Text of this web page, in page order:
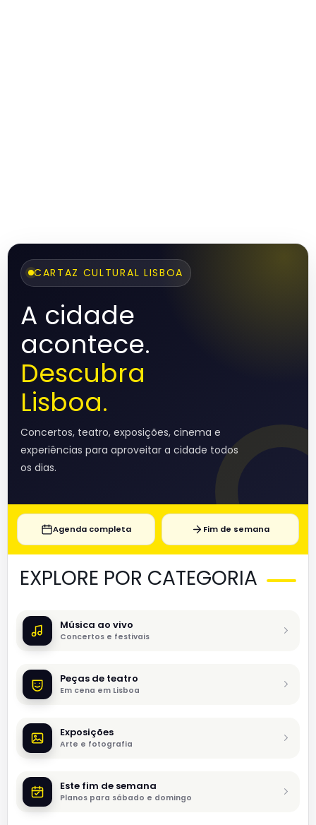
CARTAZ CULTURAL LISBOA
A cidade
acontece.
Descubra
Lisboa.
Concertos, teatro, exposições, cinema e
experiências para aproveitar a cidade todos
os dias.
Agenda completa Fim de semana
EXPLORE POR CATEGORIA
Música ao vivo
Concertos e festivais
Peças de teatro
Em cena em Lisboa
Exposições
Arte e fotografia
Este fim de semana
Planos para sábado e domingo